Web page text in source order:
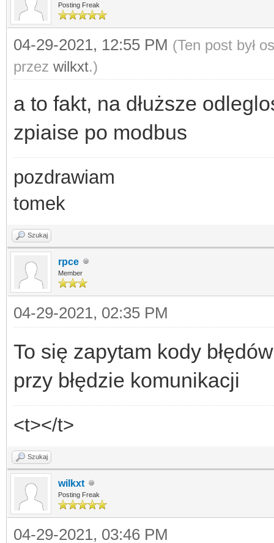
Posting Freak
04-29-2021, 12:55 PM (Ten post był
przez wilkxt.)
a to fakt, na dłuższe
zpiaise po modbus
pozdrawiam
tomek
Szukaj
rpce
Member
04-29-2021, 02:35 PM
To się zapytam kody
przy błędzie komunikacji
<t></t>
Szukaj
wilkxt
Posting Freak
04-29-2021, 03:46 PM